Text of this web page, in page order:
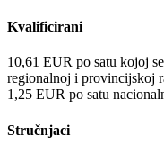
Kvalificirani
10,61 EUR po satu kojoj
regionalnoj i provincijskoj
1,25 EUR po satu
Stručnjaci